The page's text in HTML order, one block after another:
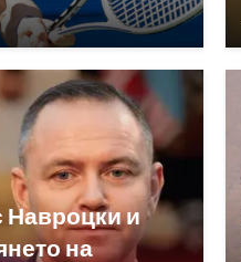
Навроцки и
на